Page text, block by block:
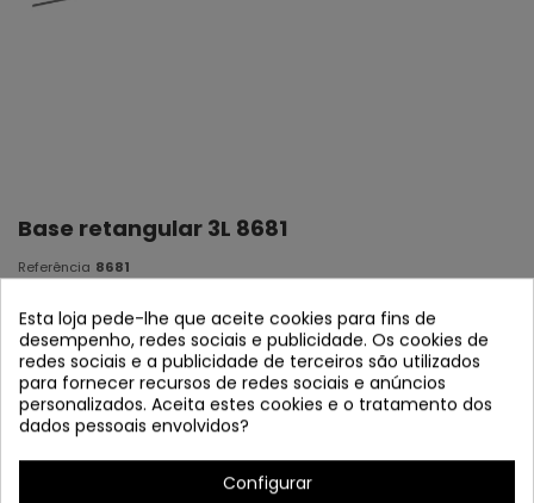
Base retangular 3L 8681
Referência 8681
Base retangular 3L
Aço cromado
75 x 10 x 3,5 cm
Dados do produto
Esta loja pede-lhe que aceite cookies para fins de
desempenho, redes sociais e publicidade. Os cookies de
redes sociais e a publicidade de terceiros são utilizados
para fornecer recursos de redes sociais e anúncios
personalizados. Aceita estes cookies e o tratamento dos
dados pessoais envolvidos?
Configurar